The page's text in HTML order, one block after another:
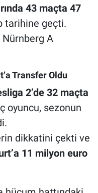
43 maçta 47
tarihine geçti.
Nürnberg A
Transfer Oldu
2’de 32 maçta
oyuncu, sezonun
dikkatini çekti ve
11 milyon euro